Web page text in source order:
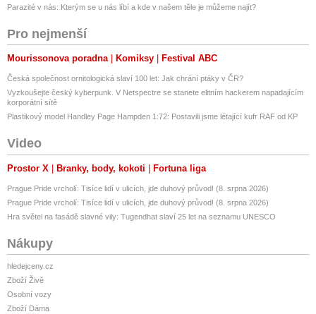
Parazité v nás: Kterým se u nás líbí a kde v našem těle je můžeme najít?
Pro nejmenší
Mourissonova poradna Komiksy Festival ABC
Česká společnost ornitologická slaví 100 let: Jak chrání ptáky v ČR?
Vyzkoušejte český kyberpunk. V Netspectre se stanete elitním hackerem napadajícím
korporátní sítě
Plastikový model Handley Page Hampden 1:72: Postavili jsme létající kufr RAF od KP
Video
Prostor X Branky, body, kokoti Fortuna liga
Prague Pride vrcholí: Tisíce lidí v ulicích, jde duhový průvod! (8. srpna 2026)
Prague Pride vrcholí: Tisíce lidí v ulicích, jde duhový průvod! (8. srpna 2026)
Hra světel na fasádě slavné vily: Tugendhat slaví 25 let na seznamu UNESCO
Nákupy
hledejceny.cz
Zboží Živě
Osobní vozy
Zboží Dáma